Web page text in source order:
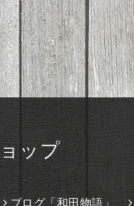
ップ
ブログ「和田物語」